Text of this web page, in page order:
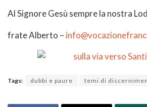
Al Signore Gesù sempre la nostra
frate Alberto –
Tags: dubbi e paure temi di